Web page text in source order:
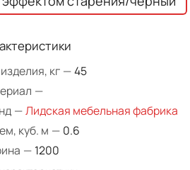
кг —45
—
—Лидская мебельная фабрика
куб. м — 0.6
— 1200